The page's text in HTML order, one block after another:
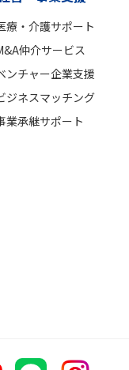
療・介護サポート
仲介サービス
ンチャー企業支援
ジネスマッチング
業承継サポート